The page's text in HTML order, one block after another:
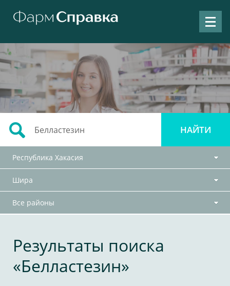
Республика Хакасия
Шира
Все районы
Результаты поиска
«Белластезин»